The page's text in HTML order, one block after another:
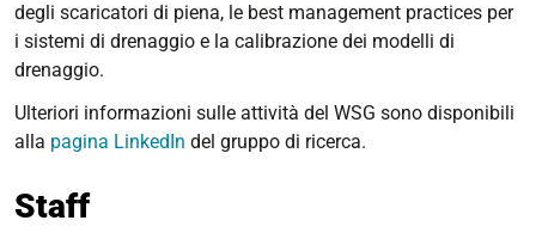
degli scaricatori di piena, le best management practices per
i sistemi di drenaggio e la calibrazione dei modelli di
drenaggio.
Ulteriori informazioni sulle attività del WSG sono disponibili
alla pagina LinkedIn del gruppo di ricerca.
Staff